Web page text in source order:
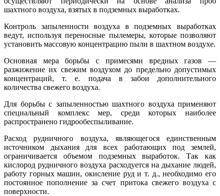
шахтного воздуха, взятых в подземных выработках.
Контроль запыленности воздуха в подземных выработках
ведут, используя переносные пылемеры, которые позволяют
установить массовую концентрацию пыли в шахтном воздухе.
Основная мера борьбы с примесями вредных газов —
разжижение их свежим воздухом до предельно допустимых
концентраций, т. е. подача в забои дополнительного
количества свежего воздуха.
Для борьбы с запыленностью шахтного воздуха применяют
специальный комплекс мер, среди которых наиболее
распространено гидрообеспыливание.
Расход рудничного воздуха, являющегося единственным
источником дыхания для всех работающих под землей,
ограничивается объемом подземных выработок. Так как
кислород рудничного воздуха расходуется на дыхание людей,
работу горных машин, окисление руд и т. д., необходимо его
постоянное пополнение за счет притока свежего воздуха с
поверхности.